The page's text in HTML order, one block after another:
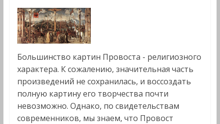
Большинство картин Провоста - религиозного
характера. К сожалению, значительная часть
произведений не сохранилась, и воссоздать
полную картину его творчества почти
невозможно. Однако, по свидетельствам
современников, мы знаем, что Провост